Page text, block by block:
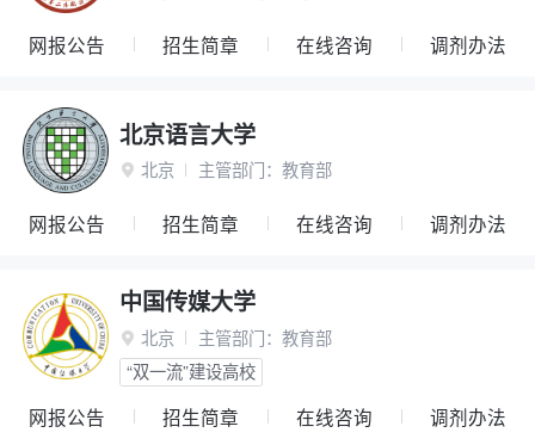
网报公告 招生简章 在线咨询 调剂办法
北京语言大学
 北京 主管部门： 教育部
网报公告 招生简章 在线咨询 调剂办法
中国传媒大学
 北京 主管部门： 教育部
“双一流”建设高校
网报公告 招生简章 在线咨询 调剂办法